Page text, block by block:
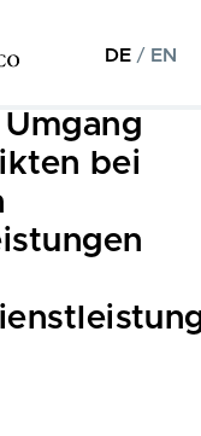
DE / EN
bei